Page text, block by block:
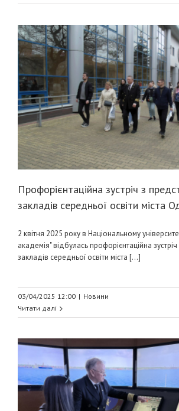
Профорієнтаційна зустріч з
закладів середньої освіти міста
2 квітня 2025 року в Національному
академія" відбулась профорієнтаційна
закладів середньої освіти міста [...]
03/04/2025 12:00 | Новини
Читати далі